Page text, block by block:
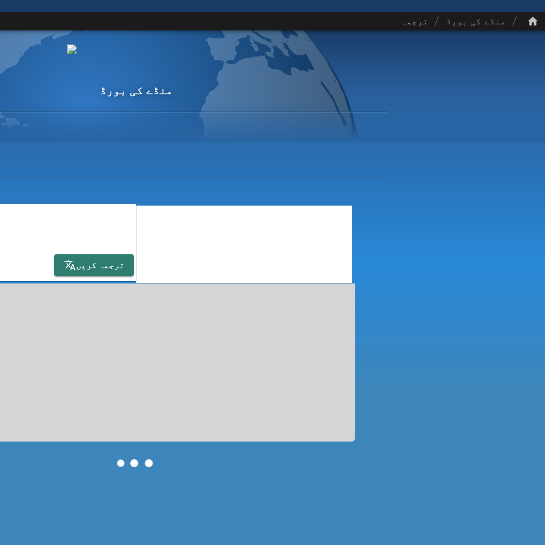
/ منڈے کی بورڈ / ترجمہ
منڈے کی بورڈ
ترجمہ کریں